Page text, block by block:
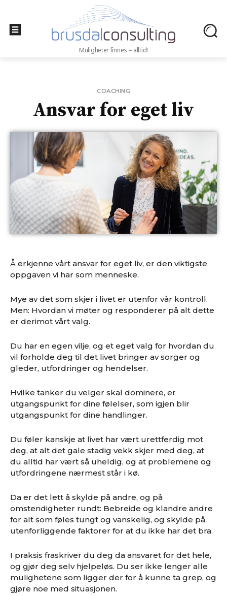
Muligheter finnes – alltid!
COACHING
Ansvar for eget liv
Å erkjenne vårt ansvar for eget liv, er den viktigste
oppgaven vi har som menneske.
Mye av det som skjer i livet er utenfor vår kontroll.
Men: Hvordan vi møter og responderer på alt dette
er derimot vårt valg.
Du har en egen vilje, og et eget valg for hvordan du
vil forholde deg til det livet bringer av sorger og
gleder, utfordringer og hendelser.
Hvilke tanker du velger skal dominere, er
utgangspunkt for dine følelser, som igjen blir
utgangspunkt for dine handlinger.
Du føler kanskje at livet har vært urettferdig mot
deg, at alt det gale stadig vekk skjer med deg, at
du alltid har vært så uheldig, og at problemene og
utfordringene nærmest står i kø.
Da er det lett å skylde på andre, og på
omstendigheter rundt: Bebreide og klandre andre
for alt som føles tungt og vanskelig, og skylde på
utenforliggende faktorer for at du ikke har det bra.
I praksis fraskriver du deg da ansvaret for det hele,
og gjør deg selv hjelpeløs. Du ser ikke lenger alle
mulighetene som ligger der for å kunne ta grep, og
gjøre noe med situasjonen.